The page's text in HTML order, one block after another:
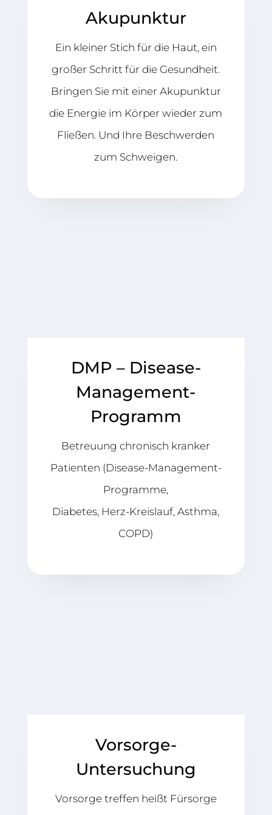
Akupunktur
Ein kleiner Stich für die Haut, ein
großer Schritt für die Gesundheit.
Bringen Sie mit einer Akupunktur
die Energie im Körper wieder zum
Fließen. Und Ihre Beschwerden
zum Schweigen.
DMP – Disease-
Management-
Programm
Betreuung chronisch kranker
Patienten (Disease-Management-
Programme,
Diabetes, Herz-Kreislauf, Asthma,
COPD)
Vorsorge-
Untersuchung
Vorsorge treffen heißt Fürsorge